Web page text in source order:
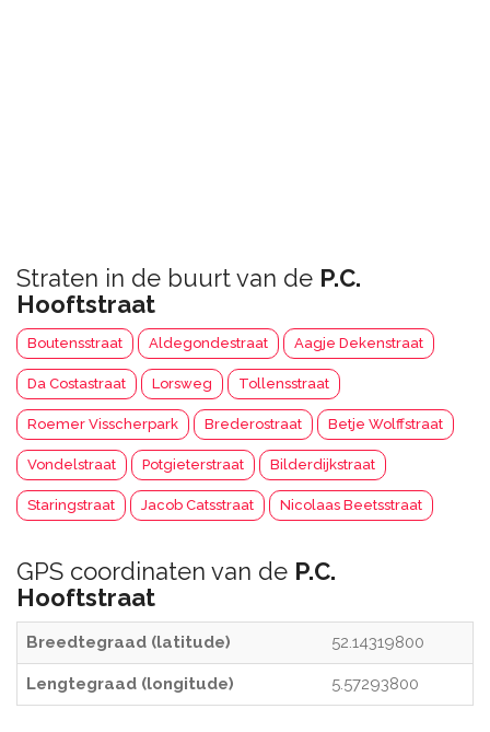
Straten in de buurt van de P.C.
Hooftstraat
Boutensstraat Aldegondestraat Aagje Dekenstraat
Da Costastraat Lorsweg Tollensstraat
Roemer Visscherpark Brederostraat Betje Wolffstraat
Vondelstraat Potgieterstraat Bilderdijkstraat
Staringstraat Jacob Catsstraat Nicolaas Beetsstraat
GPS coordinaten van de P.C.
Hooftstraat
Breedtegraad (latitude) 52.14319800
Lengtegraad (longitude) 5.57293800